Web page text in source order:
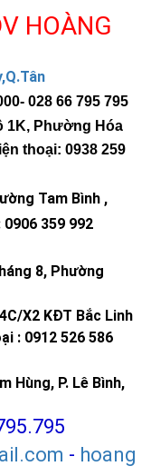
HOÀNG
- 028 66 795 795
1K, Phường Hóa
thoại: 0938 259
Tam Bình ,
359 992
8, Phường
X2 KĐT Bắc Linh
: 0912 526 586
Hùng, P. Lê Bình,
- hoang